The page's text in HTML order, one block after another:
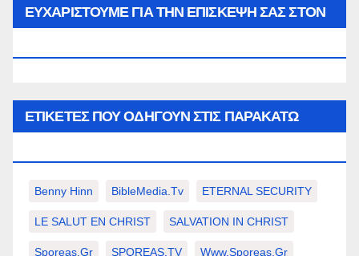
ΕΥΧΑΡΙΣΤΟΥΜΕ ΓΙΑ ΤΗΝ ΕΠΙΣΚΕΨΗ ΣΑΣ ΣΤΟΝ
ΕΤΙΚΈΤΕΣ ΠΟΥ ΟΔΗΓΟΎΝ ΣΤΙΣ ΠΑΡΑΚΆΤΩ
Benny Hinn BibleMedia.tv ETERNAL SECURITY
LE SALUT EN CHRIST SALVATION IN CHRIST
Sporeas.gr SPOREAS.TV Www.sporeas.gr